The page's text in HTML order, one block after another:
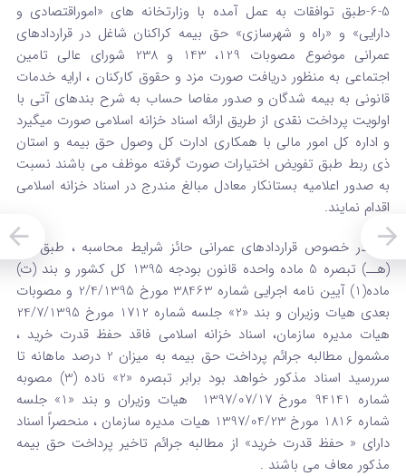
6-5-طبق توافقات به عمل آمده با وزارتخانه های «اموراقتصادی و
دارایی» و «راه و شهرسازی» حق بیمه کراکنان شاغل در قراردادهای
عمرانی موضوع مصوبات 129، 143 و 238 شورای عالی تامین
اجتماعی به منظور دریافت صورت مزد و حقوق کارکنان ، ارایه خدمات
قانونی به بیمه شدگان و صدور مفاصا حساب به شرح بندهای آتی با
اولویت پرداخت نقدی از طریق ارائه اسناد خزانه اسلامی صورت میگیرد
و اداره کل امور مالی با همکاری ادارت کل وصول حق بیمه و استان
ذی ربط طبق تفویض اختیارات صورت گرفته موظف می باشند نسبت
به صدور اعلامیه بستانکار معادل مبالغ مندرج در اسناد خزانه اسلامی
اقدام نمایند.
7-5-در خصوص قراردادهای عمرانی حائز شرایط محاسبه ، طبق بند
(هــ) تبصره 5 ماده واحده قانون بودجه 1395 کل کشور و بند (ت)
ماده(1) آیین نامه اجرایی شماره 38463 مورخ 2/4/1395 و مصوبات
بعدی هیات وزیران و بند «2» جلسه شماره 1712 مورخ 24/7/1395
هیات مدیره سازمان، اسناد خزانه اسلامی فاقد حفظ قدرت خرید ،
مشمول مطالبه جرائم پرداخت حق بیمه به میزان 2 درصد ماهانه تا
سررسید اسناد مذکور خواهد بود برابر تبصره «2» ناده (3) مصوبه
شماره 94141 مورخ 1397/07/17 هیات وزیران و بند «1» جلسه
شماره 1816 مورخ 1397/04/23 هیات مدیره سازمان ، منحصراً اسناد
دارای « حفظ قدرت خرید» از مطالبه جرائم تاخیر پرداخت حق بیمه
مذکور معاف می باشند .